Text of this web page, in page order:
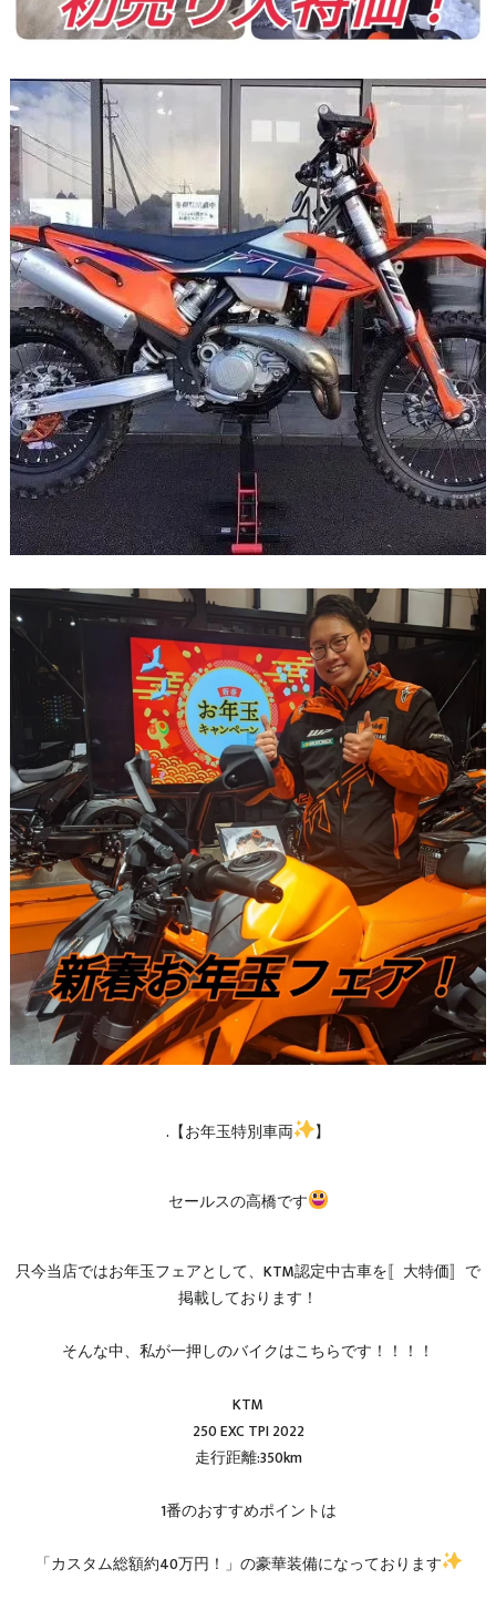
.【お年玉特別車両 】
セールスの高橋です
只今当店ではお年玉フェアとして、KTM認定中古車を〚大特価〛で
掲載しております！
そんな中、私が一押しのバイクはこちらです！！！！
KTM
250 EXC TPI 2022
走行距離:350km
1番のおすすめポイントは
「カスタム総額約40万円！」の豪華装備になっております